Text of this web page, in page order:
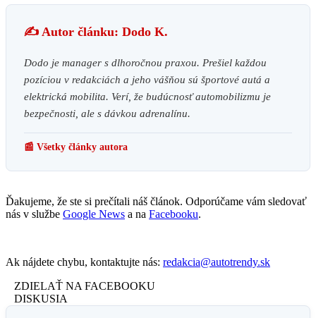
✍️ Autor článku: Dodo K.
Dodo je manager s dlhoročnou praxou. Prešiel každou
pozíciou v redakciách a jeho vášňou sú športové autá a
elektrická mobilita. Verí, že budúcnosť automobilizmu je
bezpečnosti, ale s dávkou adrenalínu.
📰 Všetky články autora
Ďakujeme, že ste si prečítali náš článok. Odporúčame vám sledovať
nás v službe Google News a na Facebooku.
Ak nájdete chybu, kontaktujte nás: redakcia@autotrendy.sk
ZDIELAŤ NA FACEBOOKU
DISKUSIA